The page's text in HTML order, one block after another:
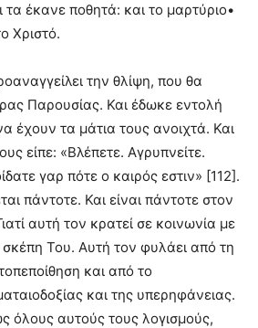
έκανε ποθητά: και το μαρτύριο•
Χριστό.
την θλίψη, που θα
Παρουσίας. Και έδωκε εντολή
έχουν τα μάτια τους ανοιχτά. Και
είπε: «Βλέπετε. Αγρυπνείτε.
γαρ πότε ο καιρός εστιν» [112].
πάντοτε. Και είναι πάντοτε στον
αυτή τον κρατεί σε κοινωνία με
Του. Αυτή τον φυλάει από τη
και από το
και της υπερηφάνειας.
όλους αυτούς τους λογισμούς,